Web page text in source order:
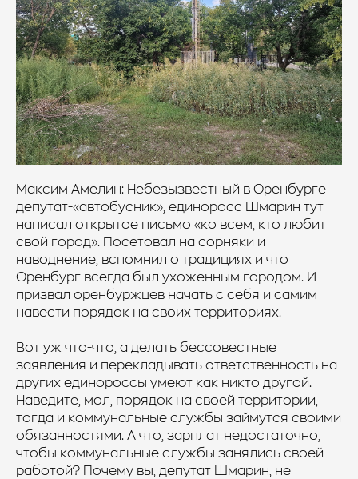
Максим Амелин: Небезызвестный в Оренбурге
депутат-«автобусник», единоросс Шмарин тут
написал открытое письмо «ко всем, кто любит
свой город». Посетовал на сорняки и
наводнение, вспомнил о традициях и что
Оренбург всегда был ухоженным городом. И
призвал оренбуржцев начать с себя и самим
навести порядок на своих территориях.
Вот уж что-что, а делать бессовестные
заявления и перекладывать ответственность на
других единороссы умеют как никто другой.
Наведите, мол, порядок на своей территории,
тогда и коммунальные службы займутся своими
обязанностями. А что, зарплат недостаточно,
чтобы коммунальные службы занялись своей
работой? Почему вы, депутат Шмарин, не